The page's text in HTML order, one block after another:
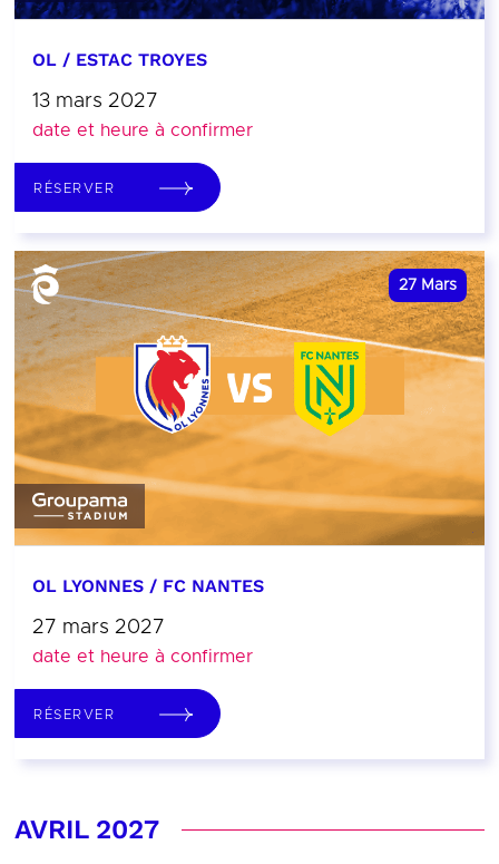
OL / ESTAC TROYES
13 mars 2027
date et heure à confirmer
RÉSERVER
27 Mars
OL LYONNES / FC NANTES
27 mars 2027
date et heure à confirmer
RÉSERVER
AVRIL 2027